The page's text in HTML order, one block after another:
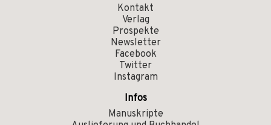
Kontakt
Verlag
Prospekte
Newsletter
Facebook
Twitter
Instagram
Infos
Manuskripte